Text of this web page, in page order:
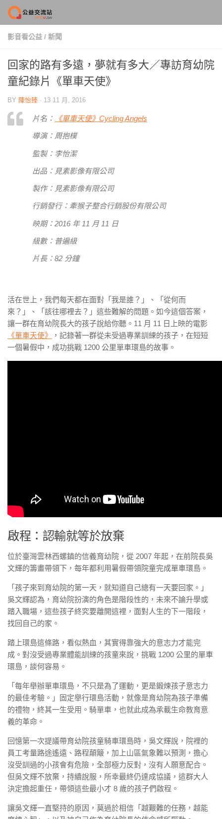
Skip to content
影音看公益 / 新聞
回家的路有多遠，夢就有多大／專訪育幼院
童紀錄片《單車天使》
BY 陳怡臻 · 13 11 月, 2016
片名： 《單車天使》Cycling Angels
導演：周抱樸
監製：李怡潔
出品：見素影像有限公司
製作：見素影像有限公司
行銷發行：牽猴子整合行銷股份有限公司
映期：2016 年 11 月 11 日
級數：普遍級
片長：82 分鐘
活在世上，我們每天都在面對「我是誰？」、「從何而
來？」、「該往哪裡去？」這些難解的問題。如今這個答案，
讓一群在育幼院長大的孩子說給你聽。11 月 11 日上映的電影
《單車天使》
，記錄著一群從未受過專業訓練的孩子，在短短
一個暑假中，成功挑戰 1200 公里單車環島的故事。
啟程：認輸就等於放棄
位於臺灣雲林西螺鎮的信義育幼院，從 2007 年起，在前院長吳
文輝的籌畫帶領下，每年都利用暑假帶領院童完成單車環島。
「孩子來到育幼院的第一天，就知道自己總有一天要回家。」
吳文輝認為，育幼院扮演的角色是階段性的，未來不論升學或
踏入職場，這些孩子終究要離開這裡，面對人生的下一階段，
找回自己的家。
踏上環島這條路，看似熱血，其實得靠強大的意志力才能完
成。對沒受過專業體能訓練的孩童來說，挑戰 1200 公里的單車
環島，談何容易。
「每年舉辦單車環島，不只是為了運動，更是鍛煉孩子意志力
的最佳考驗。」固定舉行環島活動，就像是育幼院為孩子準備
的禮物，終其一生受用。騎單車，也就此成為承載生命教育意
義的革命。
回憶第一次提議帶育幼院孩童騎車環島時，吳文輝說，院裡的
員工考量路途遙遠、路程顛簸，加上山區氣象難以預測，擔心
沒受訓過的小孩會有危險，全部極力反對，沒有人願意配合。
但吳文輝不放棄，持續說服，所幸最終仍達成協議，這群大人
決定擔起重任，帶領這些最小才 8 歲的孩子們啟程。
讓吳文輝一直堅持的原因，莫過於相信「越艱難的任務，越能